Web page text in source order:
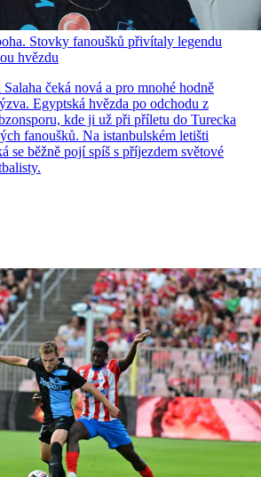
Stovky fanoušků přivítaly legendu
hvězdu
čeká nová a pro mnohé hodně
Egyptská hvězda po odchodu z
kde ji už při příletu do Turecka
fanoušků. Na istanbulském letišti
se běžně pojí spíš s příjezdem světové